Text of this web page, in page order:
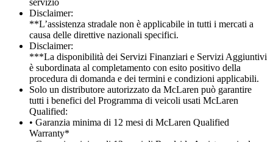
Disclaimer:
**L’assistenza stradale non è applicabile in tutti i mercati a
causa delle direttive nazionali specifici.
Disclaimer:
***La disponibilità dei Servizi Finanziari e Servizi Aggiuntivi
è subordinata al completamento con esito positivo della
procedura di domanda e dei termini e condizioni applicabili.
Solo un distributore autorizzato da McLaren può garantire
tutti i benefici del Programma di veicoli usati McLaren
Qualified:
• Garanzia minima di 12 mesi di McLaren Qualified
Warranty*